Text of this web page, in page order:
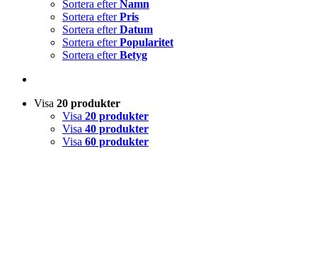
Sortera efterNamn
Sortera efterPris
Sortera efterDatum
Sortera efterPopularitet
Sortera efterBetyg
Visa 20 produkter
Visa 20 produkter
Visa 40 produkter
Visa 60 produkter